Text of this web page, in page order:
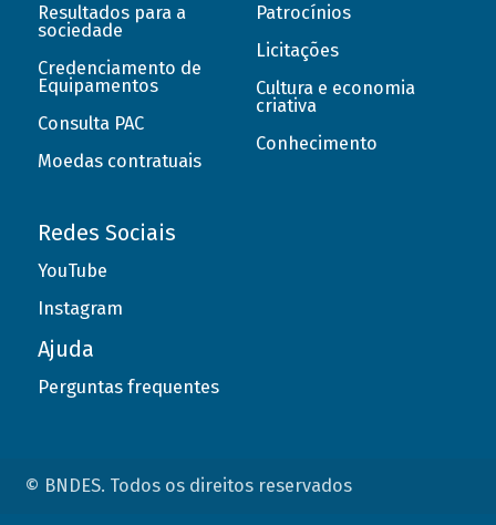
Resultados para a
sociedade
Credenciamento de
Equipamentos
Consulta PAC
Moedas contratuais
Patrocínios
Licitações
Cultura e economia
criativa
Conhecimento
Redes Sociais
YouTube
Instagram
Ajuda
Perguntas frequentes
© BNDES. Todos os direitos reservados